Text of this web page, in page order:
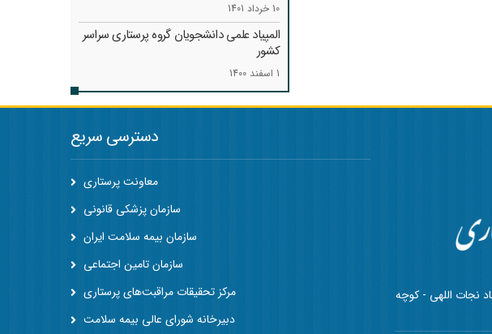
10 خرداد 1401
المپیاد علمی دانشجویان گروه پرستاری سراسر
کشور
1 اسفند 1400
نجات اللهی - کوچه
دسترسی سریع
معاونت پرستاری
سازمان پزشکی قانونی
سازمان بیمه سلامت ایران
سازمان تامین اجتماعی
مرکز تحقیقات مراقبت‌های پرستاری
دبیرخانه شورای عالی بیمه سلامت